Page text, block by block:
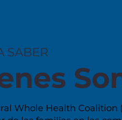
SABER
Whole Health